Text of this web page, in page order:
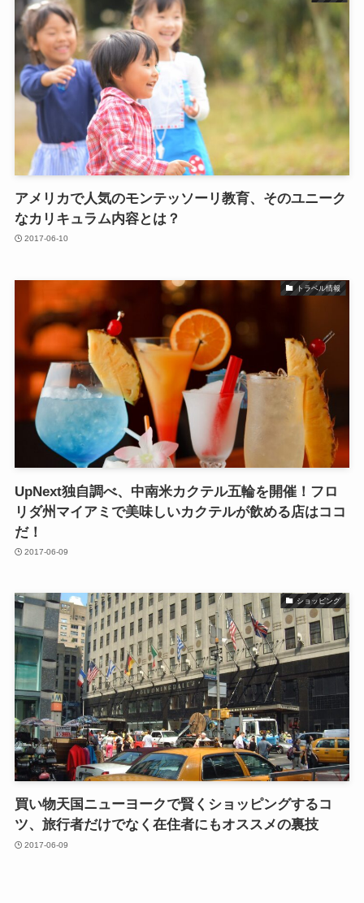
アメリカで人気のモンテッソーリ教育、そのユニーク
なカリキュラム内容とは？
2017-06-10
トラベル情報
UpNext独自調べ、中南米カクテル五輪を開催！フロ
リダ州マイアミで美味しいカクテルが飲める店はココ
だ！
2017-06-09
ショッピング
買い物天国ニューヨークで賢くショッピングするコ
ツ、旅行者だけでなく在住者にもオススメの裏技
2017-06-09